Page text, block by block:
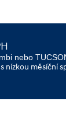
nebo
nízkou měsíční